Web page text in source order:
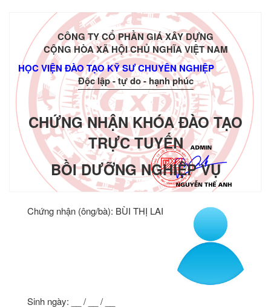
CÔNG TY CỔ PHẦN GIÁ XÂY DỰNG
CỘNG HÒA XÃ HỘI CHỦ NGHĨA VIỆT NAM
HỌC VIỆN ĐÀO TẠO KỸ SƯ CHUYÊN NGHIỆP
Độc lập - tự do - hạnh phúc
CHỨNG NHẬN KHÓA ĐÀO TẠO
TRỰC TUYẾN
BỒI DƯỠNG NGHIỆP VỤ
Chứng nhận (ông/bà): BÙI THỊ LAI
Sinh ngày: __ / __ / __